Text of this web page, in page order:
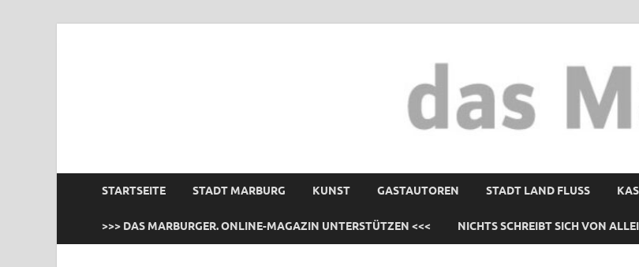
STARTSEITE STADT MARBURG KUNST GASTAUTOREN STADT LAND FLUSS
>>> DAS MARBURGER. ONLINE-MAGAZIN UNTERSTÜTZEN <<< NICHTS SCHREIBT SICH VON